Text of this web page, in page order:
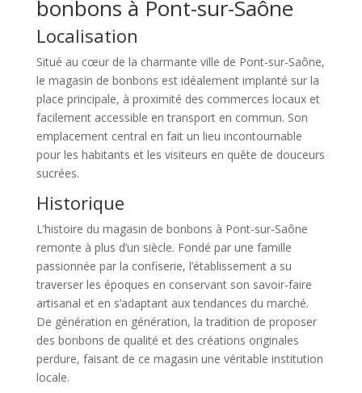
bonbons à Pont-sur-Saône
Localisation
Situé au cœur de la charmante ville de Pont-sur-Saône,
le magasin de bonbons est idéalement implanté sur la
place principale, à proximité des commerces locaux et
facilement accessible en transport en commun. Son
emplacement central en fait un lieu incontournable
pour les habitants et les visiteurs en quête de douceurs
sucrées.
Historique
L’histoire du magasin de bonbons à Pont-sur-Saône
remonte à plus d’un siècle. Fondé par une famille
passionnée par la confiserie, l’établissement a su
traverser les époques en conservant son savoir-faire
artisanal et en s’adaptant aux tendances du marché.
De génération en génération, la tradition de proposer
des bonbons de qualité et des créations originales
perdure, faisant de ce magasin une véritable institution
locale.